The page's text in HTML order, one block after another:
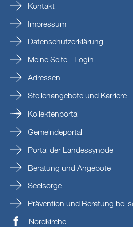
Kontakt
Impressum
Datenschutzerklärung
Meine Seite - Login
Adressen
Stellenangebote und Karriere
Kollektenportal
Gemeindeportal
Portal der Landessynode
Beratung und Angebote
Seelsorge
Prävention und Beratung bei
Nordkirche